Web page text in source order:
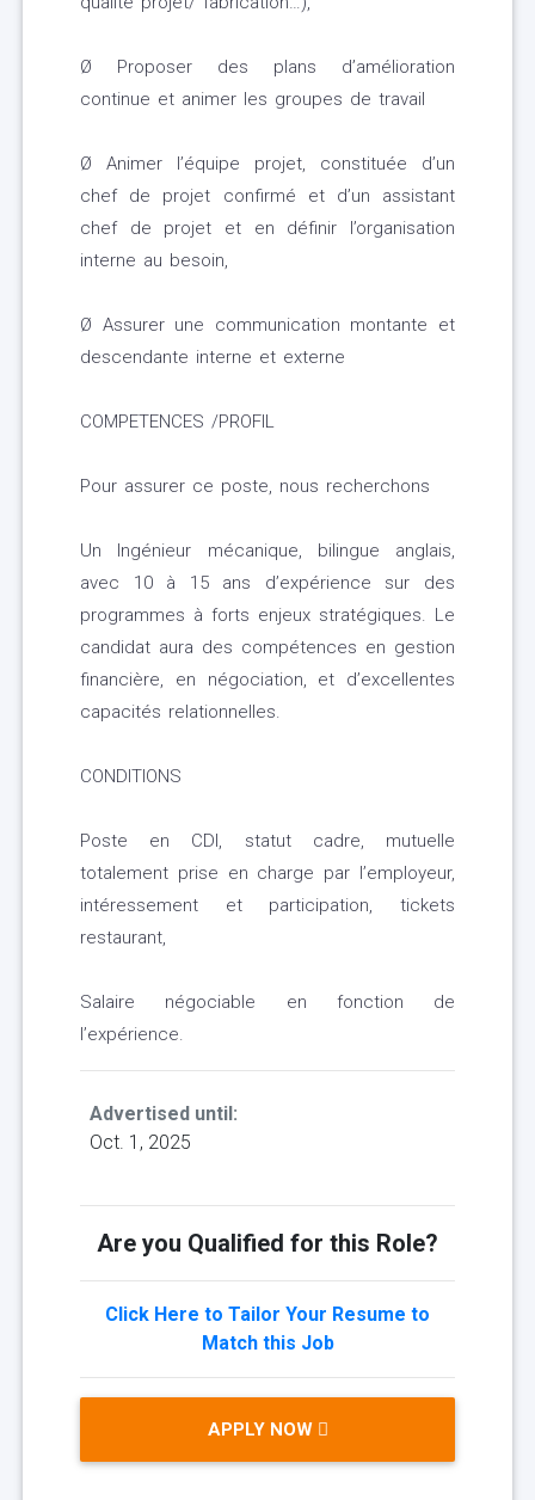
Ø Proposer des plans d’amélioration
continue et animer les groupes de travail
Ø Animer l’équipe projet, constituée d’un
chef de projet confirmé et d’un assistant
chef de projet et en définir l’organisation
interne au besoin,
Ø Assurer une communication montante et
descendante interne et externe
COMPETENCES /PROFIL
Pour assurer ce poste, nous recherchons
Un Ingénieur mécanique, bilingue anglais,
avec 10 à 15 ans d’expérience sur des
programmes à forts enjeux stratégiques. Le
candidat aura des compétences en gestion
financière, en négociation, et d’excellentes
capacités relationnelles.
CONDITIONS
Poste en CDI, statut cadre, mutuelle
totalement prise en charge par l’employeur,
intéressement et participation, tickets
restaurant,
Salaire négociable en fonction de
l’expérience.
Advertised until:
Oct. 1, 2025
Are you Qualified for this Role?
Click Here to Tailor Your Resume to
Match this Job
APPLY NOW